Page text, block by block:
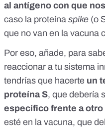
al antígeno con que
caso la proteína spike (o
que no van en la vacuna
Por eso, añade, para
reaccionar a tu sistema
tendrías que hacerte un
proteína S, que debería
específico frente a
esté en la vacuna, que